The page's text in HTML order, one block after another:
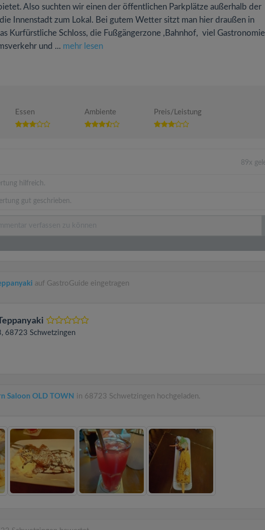
Also suchten wir einen der öffentlichen Parkplätze außerhalb der
Innenstadt zum Lokal. Bei gutem Wetter sitzt man hier draußen in
Kurfürstliche Schloss, die Fußgängerzone ,Bahnhof, viel
und ... mehr lesen
Essen Ambiente Preis/Leistung
89x
hilfreich.
gut geschrieben.
auf GastroGuide eingetragen
, 68723 Schwetzingen
Saloon OLD TOWN in 68723 Schwetzingen hochgeladen.